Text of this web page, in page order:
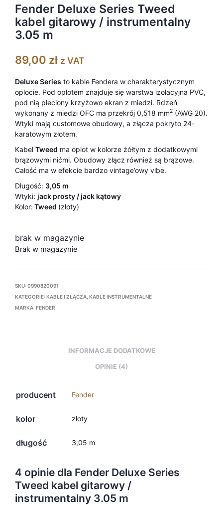
podstawie
ocen
klientów
Fender Deluxe Series Tweed
kabel gitarowy / instrumentalny
3.05 m
89,00 zł z VAT
Deluxe Series to kable Fendera w charakterystycznym
oplocie. Pod oplotem znajduje się warstwa izolacyjna PVC,
pod nią pleciony krzyżowo ekran z miedzi. Rdzeń
wykonany z miedzi OFC ma przekrój 0,518 mm2 (AWG 20).
Wtyki mają customowe obudowy, a złącza pokryto 24-
karatowym złotem.
Kabel Tweed ma oplot w kolorze żółtym z dodatkowymi
brązowymi nićmi. Obudowy złącz również są brązowe.
Całość ma w efekcie bardzo vintage’owy vibe.
Długość: 3,05 m
Wtyki: jack prosty / jack kątowy
Kolor: Tweed (złoty)
brak w magazynie
Brak w magazynie
SKU: 0990820091
KATEGORIE: KABLE I ZŁĄCZA KABLE INSTRUMENTALNE
MARKA: FENDER
INFORMACJE DODATKOWE
OPINIE (4)
producent Fender
kolor złoty
długość 3,05 m
4 opinie dla Fender Deluxe Series
Tweed kabel gitarowy /
instrumentalny 3.05 m